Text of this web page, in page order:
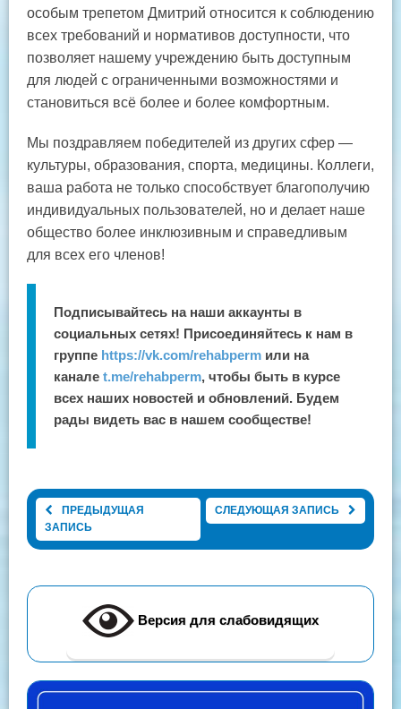
особым трепетом Дмитрий относится к соблюдению
всех требований и нормативов доступности, что
позволяет нашему учреждению быть доступным
для людей с ограниченными возможностями и
становиться всё более и более комфортным.
Мы поздравляем победителей из других сфер —
культуры, образования, спорта, медицины. Коллеги,
ваша работа не только способствует благополучию
индивидуальных пользователей, но и делает наше
общество более инклюзивным и справедливым
для всех его членов!
Подписывайтесь на наши аккаунты в
социальных сетях! Присоединяйтесь к нам в
группе https://vk.com/rehabperm или на
канале t.me/rehabperm, чтобы быть в курсе
всех наших новостей и обновлений. Будем
рады видеть вас в нашем сообществе!
ПРЕДЫДУЩАЯ
ЗАПИСЬ
СЛЕДУЮЩАЯ ЗАПИСЬ
Версия для слабовидящих